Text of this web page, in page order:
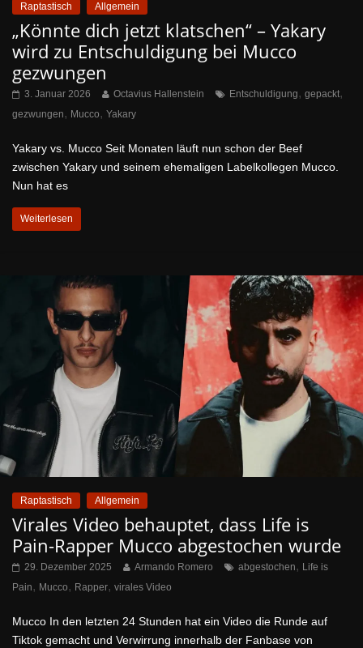
Raptastisch Allgemein
„Könnte dich jetzt klatschen“ – Yakary
wird zu Entschuldigung bei Mucco
gezwungen
3. Januar 2026 Octavius Hallenstein Entschuldigung, gepackt,
gezwungen, Mucco, Yakary
Yakary vs. Mucco Seit Monaten läuft nun schon der Beef
zwischen Yakary und seinem ehemaligen Labelkollegen Mucco.
Nun hat es
Weiterlesen
Raptastisch Allgemein
Virales Video behauptet, dass Life is
Pain-Rapper Mucco abgestochen wurde
29. Dezember 2025 Armando Romero abgestochen, Life is
Pain, Mucco, Rapper, virales Video
Mucco In den letzten 24 Stunden hat ein Video die Runde auf
Tiktok gemacht und Verwirrung innerhalb der Fanbase von